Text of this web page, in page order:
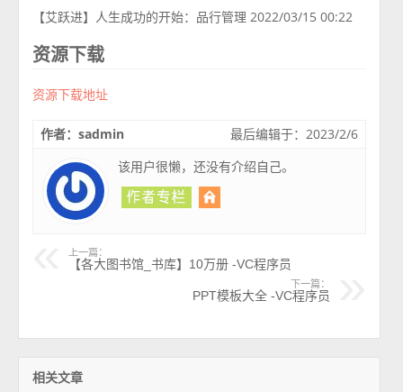
【艾跃进】人生成功的开始：品行管理 2022/03/15 00:22
资源下载
资源下载地址
最后编辑于：2023/2/6
作者：sadmin
该用户很懒，还没有介绍自己。
上一篇：
【各大图书馆_书库】10万册 -VC程序员
下一篇：
PPT模板大全 -VC程序员
相关文章